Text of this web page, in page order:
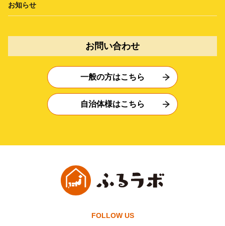
お知らせ
お問い合わせ
一般の方はこちら
自治体様はこちら
FOLLOW US